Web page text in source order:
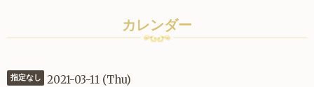
カレンダー
指定なし 2021-03-11 (Thu)